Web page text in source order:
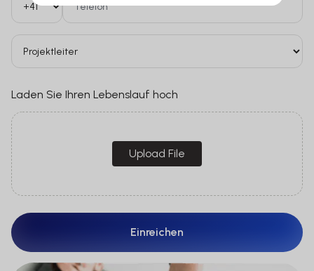
Mit dem Zugriff auf diese Website
4 Abs. 3 bis 5 oder Art. 5 Abs. 1 und 4 des
Finanzdienstleistungsgesetzes (FIDLEG)
Keines der auf der Website erwähnten
Verfügung gestellt, die in einem Land,
Staat oder einer Rechtsordnung
ansässig sind, in dem der Vertrieb
Widerspruch zu den dort geltenden
Laden Sie Ihren Lebenslauf hoch
Upload File